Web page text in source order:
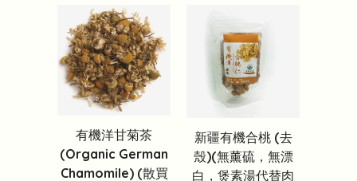
有機洋甘菊茶
(Organic German
Chamomile) (散買
新疆有機合桃 (去
殼)(無薰硫，無漂
白，煲素湯代替肉